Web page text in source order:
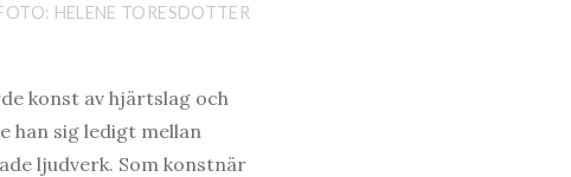
HELENE TORESDOTTER
konst av hjärtslag och
han sig ledigt mellan
ljudverk. Som konstnär